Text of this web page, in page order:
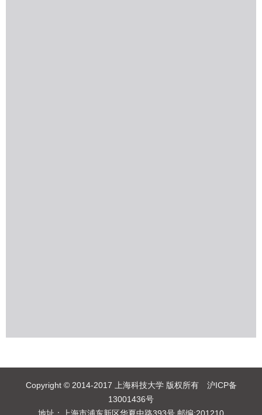
Copyright © 2014-2017 上海科技大学 版权所有 沪ICP备
13001436号
地址：上海市浦东新区华夏中路393号 邮编:201210